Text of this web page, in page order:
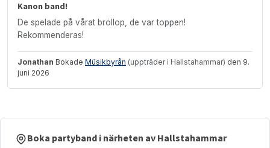
Kanon band!
De spelade på vårat bröllop, de var toppen!
Rekommenderas!
Jonathan Bokade Müsikbyrån (uppträder i Hallstahammar) den 9.
juni 2026
Boka partyband i närheten av Hallstahammar